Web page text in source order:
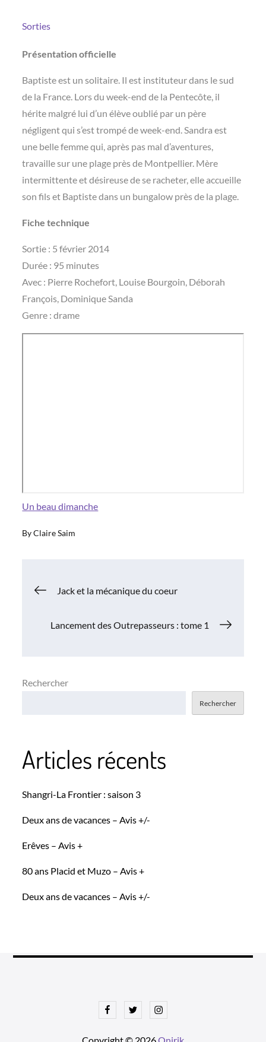
Sorties
Présentation officielle
Baptiste est un solitaire. Il est instituteur dans le sud
de la France. Lors du week-end de la Pentecôte, il
hérite malgré lui d’un élève oublié par un père
négligent qui s’est trompé de week-end. Sandra est
une belle femme qui, après pas mal d’aventures,
travaille sur une plage près de Montpellier. Mère
intermittente et désireuse de se racheter, elle accueille
son fils et Baptiste dans un bungalow près de la plage.
Fiche technique
Sortie : 5 février 2014
Durée : 95 minutes
Avec : Pierre Rochefort, Louise Bourgoin, Déborah
François, Dominique Sanda
Genre : drame
Un beau dimanche
ByClaire Saim
Navigation
de
Jack et la mécanique du coeur
Lancement des Outrepasseurs : tome 1
Rechercher
Rechercher
Articles récents
Shangri-La Frontier : saison 3
Deux ans de vacances – Avis +/-
Erêves – Avis +
80 ans Placid et Muzo – Avis +
Deux ans de vacances – Avis +/-
FacebookTwitterInstagram